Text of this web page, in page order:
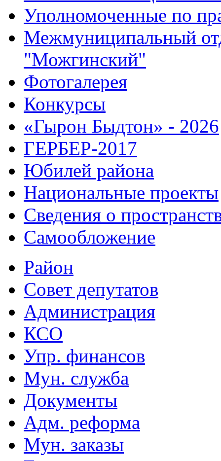
Уполномоченные по
Межмуниципальный
"Можгинский"
Фотогалерея
Конкурсы
«Гырон Быдтон» - 2026
ГЕРБЕР-2017
Юбилей района
Национальные проекты
Сведения о
Самообложение
Район
Совет депутатов
Администрация
КСО
Упр. финансов
Мун. служба
Документы
Адм. реформа
Мун. заказы